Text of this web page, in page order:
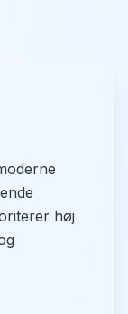
høj